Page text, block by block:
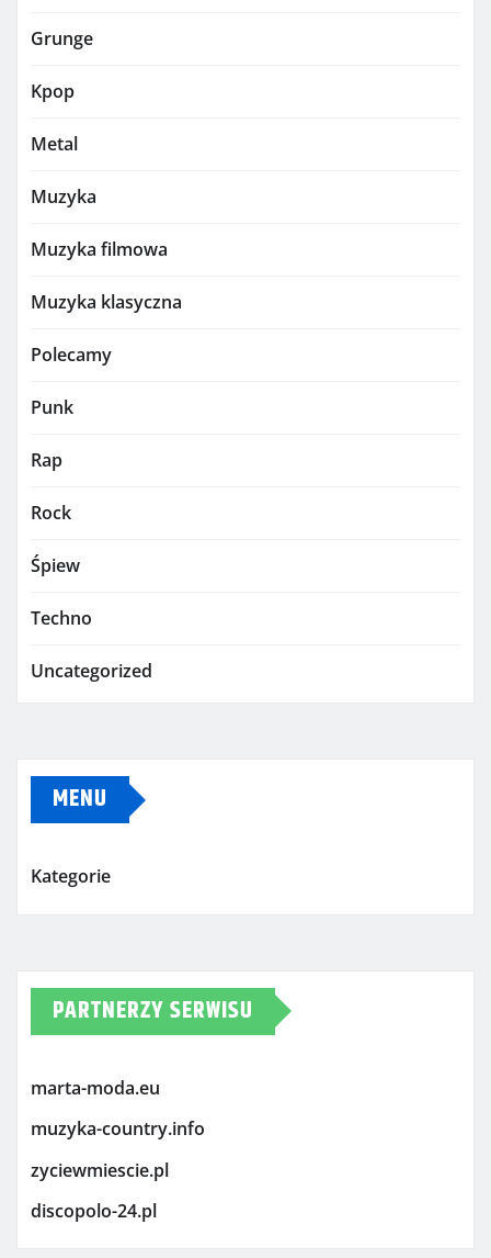
Grunge
Kpop
Metal
Muzyka
Muzyka filmowa
Muzyka klasyczna
Polecamy
Punk
Rap
Rock
Śpiew
Techno
Uncategorized
MENU
Kategorie
PARTNERZY SERWISU
marta-moda.eu
muzyka-country.info
zyciewmiescie.pl
discopolo-24.pl